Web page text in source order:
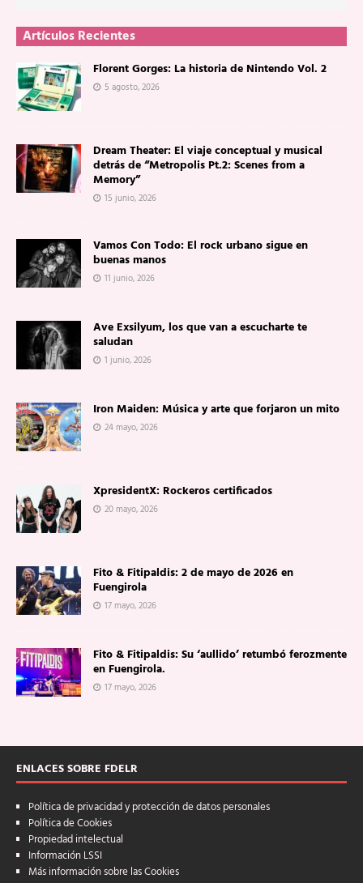
Artículos Recientes
Florent Gorges: La historia de Nintendo Vol. 2
5 agosto, 2026
Dream Theater: El viaje conceptual y musical
detrás de “Metropolis Pt.2: Scenes from a
Memory”
15 junio, 2026
Vamos Con Todo: El rock urbano sigue en
buenas manos
11 junio, 2026
Ave Exsilyum, los que van a escucharte te
saludan
1 junio, 2026
Iron Maiden: Música y arte que forjaron un mito
24 mayo, 2026
XpresidentX: Rockeros certificados
20 mayo, 2026
Fito & Fitipaldis: 2 de mayo de 2026 en
Fuengirola
17 mayo, 2026
Fito & Fitipaldis: Su ‘aullido’ retumbó ferozmente
en Fuengirola.
17 mayo, 2026
ENLACES SOBRE FDELR
Política de privacidad y protección de datos personales
Política de Cookies
Propiedad intelectual
Información LSSI
Más información sobre las Cookies